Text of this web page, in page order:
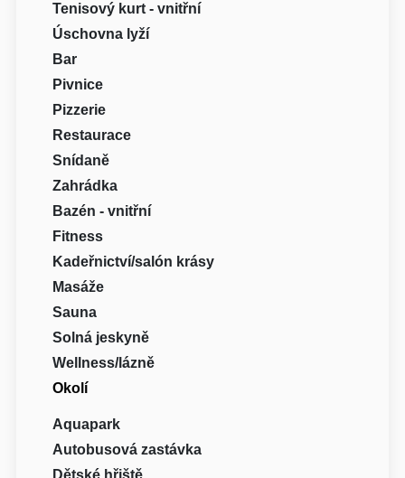
Tenisový kurt - vnitřní
Úschovna lyží
Bar
Pivnice
Pizzerie
Restaurace
Snídaně
Zahrádka
Bazén - vnitřní
Fitness
Kadeřnictví/salón krásy
Masáže
Sauna
Solná jeskyně
Wellness/lázně
Okolí
Aquapark
Autobusová zastávka